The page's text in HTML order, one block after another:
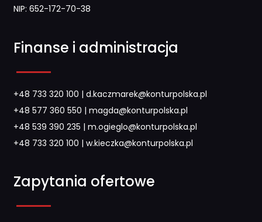
NIP: 652-172-70-38
Finanse i administracja
+48 733 320 100 |d.kaczmarek@konturpolska.pl
+48 577 360 550 |magda@konturpolska.pl
+48 539 390 235 |m.ogieglo@konturpolska.pl
+48 733 320 100 |w.kieczka@konturpolska.pl
Zapytania ofertowe